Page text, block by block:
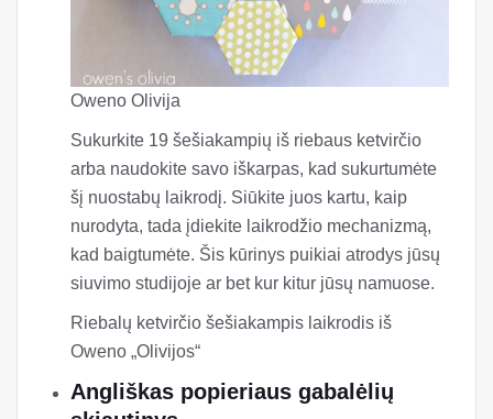
Oweno Olivija
Sukurkite 19 šešiakampių iš riebaus ketvirčio
arba naudokite savo iškarpas, kad sukurtumėte
šį nuostabų laikrodį. Siūkite juos kartu, kaip
nurodyta, tada įdiekite laikrodžio mechanizmą,
kad baigtumėte. Šis kūrinys puikiai atrodys jūsų
siuvimo studijoje ar bet kur kitur jūsų namuose.
Riebalų ketvirčio šešiakampis laikrodis iš
Oweno „Olivijos“
Angliškas popieriaus gabalėlių